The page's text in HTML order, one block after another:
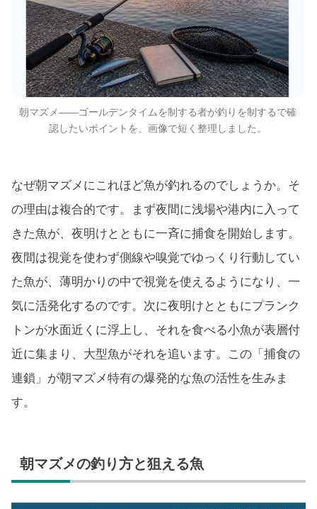
朝マズメ——ゴールデンタイムを制する者が釣りを制するで確
認したいポイントを、画像で短く整理しました。
なぜ朝マズメにこれほど魚が釣れるのでしょうか。そ
の理由は複合的です。まず夜間に浅場や港内に入って
きた魚が、夜明けとともに一斉に捕食を開始します。
夜間は視覚を使わず側線や嗅覚でゆっくり行動してい
た魚が、薄明かりの中で視覚を使えるようになり、一
気に活発化するのです。次に夜明けとともにプランク
トンが水面近くに浮上し、それを食べる小魚が表層付
近に集まり、大型魚がそれを追います。この「捕食の
連鎖」が朝マズメ特有の爆発的な魚の活性を生みま
す。
朝マズメの釣り方と狙える魚